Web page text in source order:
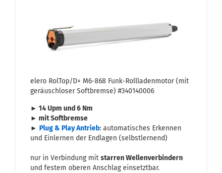
elero Rol­Top/D+ M6-​868 Funk-​Roll­la­den­mo­tor (mit
ge­räusch­lo­ser Soft­brem­se) #340140006
► 14 Upm und 6 Nm
► mit Soft­brem­se
► Plug & Play An­trieb: au­to­ma­ti­sches Er­ken­nen
und Ein­ler­nen der End­la­gen (selbst­ler­nend)
nur in Ver­bin­dung mit star­ren Wel­len­ver­bin­dern
und fes­tem obe­ren An­schlag ein­setzt­bar.